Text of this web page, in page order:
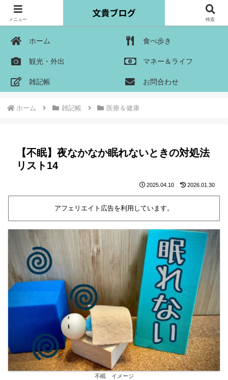
ホーム 食べ歩き
観光・外出 マネー＆ライフ
雑記帳 お問合わせ
ホーム 雑記帳 医療＆健康
【不眠】夜なかなか眠れないときの対処法
リスト14
2025.04.10 2026.01.30
アフェリエイト広告を利用しています。
不眠 イメージ
メニュー 検索